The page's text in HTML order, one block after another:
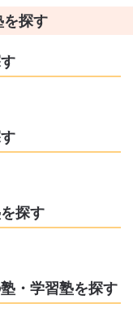
探す
探す
・学習塾を探す